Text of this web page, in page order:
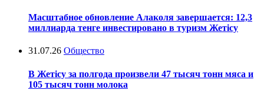
Масштабное обновление Алаколя завершается: 12,3
миллиарда тенге инвестировано в туризм Жетісу
31.07.26 Общество
В Жетісу за полгода произвели 47 тысяч тонн мяса и
105 тысяч тонн молока